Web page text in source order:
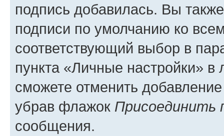
подпись добавилась. Вы
подписи по умолчанию ко
соответствующий выбор в
пункта «Личные настройки»
сможете отменить
убрав флажок Присоединить
сообщения.